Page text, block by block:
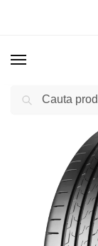
Acasă Anvelope /